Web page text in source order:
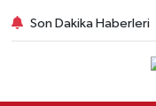
Son Dakika Haberleri